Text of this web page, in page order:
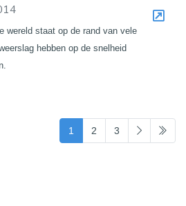
wereld staat op de rand van vele
hebben op de snelheid
1 (current)
2 3